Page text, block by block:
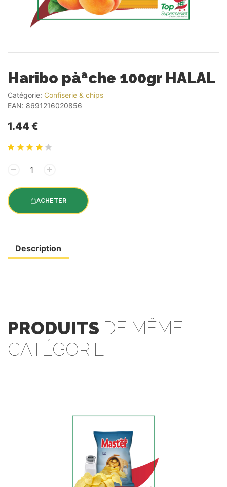
Haribo pàªche 100gr HALAL
Catégorie: Confiserie & chips
EAN: 8691216020856
1.44 €
ACHETER
Description
PRODUITS DE MÊME
CATÉGORIE